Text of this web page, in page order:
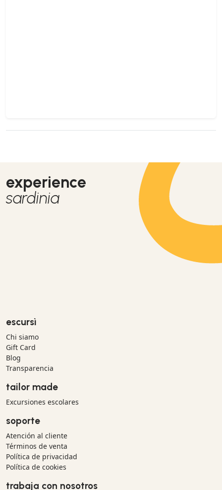
experience
sardinia
escursì
Chi siamo
Gift Card
Blog
Transparencia
tailor made
Excursiones escolares
soporte
Atención al cliente
Términos de venta
Política de privacidad
Política de cookies
trabaja con nosotros